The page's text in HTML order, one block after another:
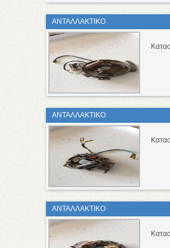
ΑΝΤΑΛΛΑΚΤΙΚΟ
ΑΝΤΑΛΛΑΚΤΙΚΟ
ΑΝΤΑΛΛΑΚΤΙΚΟ